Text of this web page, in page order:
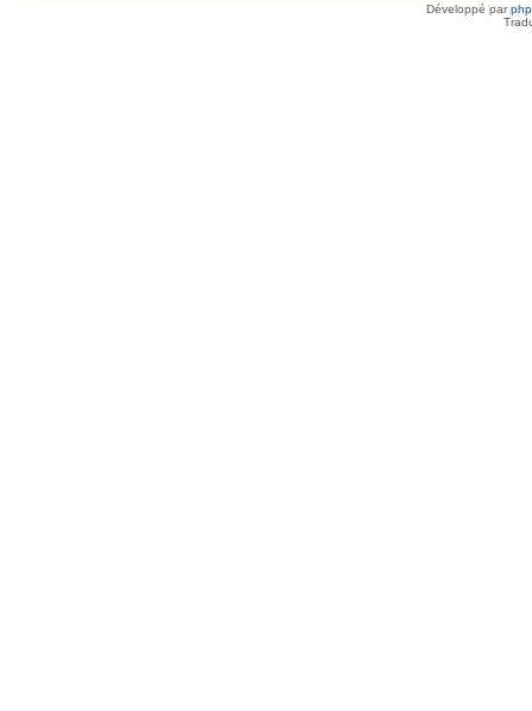
Développé par